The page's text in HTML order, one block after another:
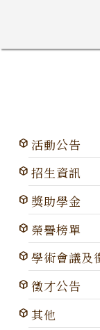
要
活動公告
招生資訊
獎助學金
榮譽榜單
學術會議及
徵才公告
其他